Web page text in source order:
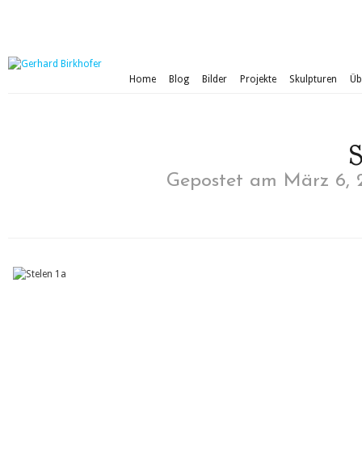
Home Blog Bilder Projekte Skulpturen
Gepostet am März 6,